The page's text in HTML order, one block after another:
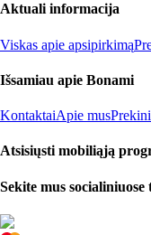
Aktuali informacija
Viskas apie apsipirkimą
Išsamiau apie Bonami
KontaktaiApie mus
Atsisiųsti mobiliąją
Sekite mus socialiniuose